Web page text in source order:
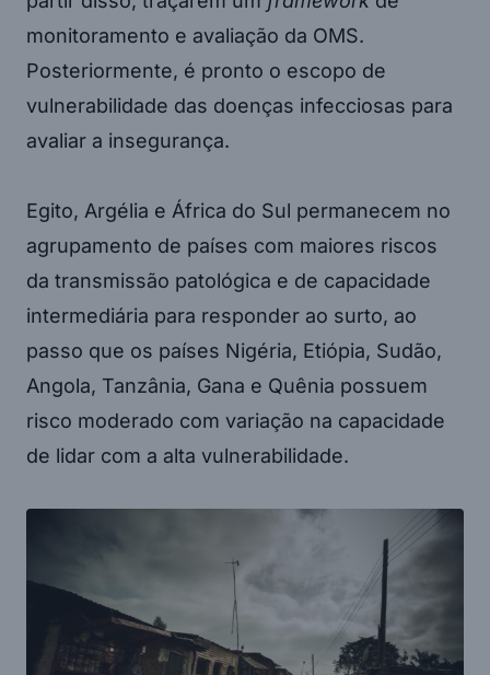
monitoramento e avaliação da OMS.
Posteriormente, é pronto o escopo de
vulnerabilidade das doenças infecciosas para
avaliar a insegurança.
Egito, Argélia e África do Sul permanecem no
agrupamento de países com maiores riscos
da transmissão patológica e de capacidade
intermediária para responder ao surto, ao
passo que os países Nigéria, Etiópia, Sudão,
Angola, Tanzânia, Gana e Quênia possuem
risco moderado com variação na capacidade
de lidar com a alta vulnerabilidade.